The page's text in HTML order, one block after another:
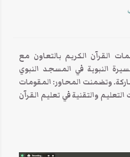
القرآن الكريم بالتعاون مع
النبوية في المسجد النبوي
مشارك ومشاركة. وتضمنت المحاور: المقومات
والتقنية في تعليم القرآن